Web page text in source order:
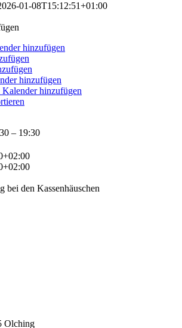
01-08T15:12:51+01:00
hinzufügen
hinzufügen
Kalender hinzufügen
– 19:30
bei den Kassenhäuschen
Olching